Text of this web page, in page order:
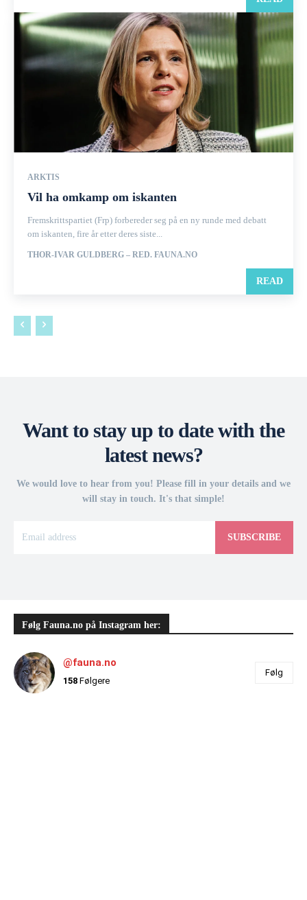
ARKTIS
Vil ha omkamp om iskanten
Fremskrittspartiet (Frp) forbereder seg på en ny runde med debatt
om iskanten, fire år etter deres siste...
THOR-IVAR GULDBERG – RED. FAUNA.NO
READ
Want to stay up to date with the
latest news?
We would love to hear from you! Please fill in your details and we
will stay in touch. It's that simple!
SUBSCRIBE
Følg Fauna.no på Instagram her:
@fauna.no
158 Følgere
Følg